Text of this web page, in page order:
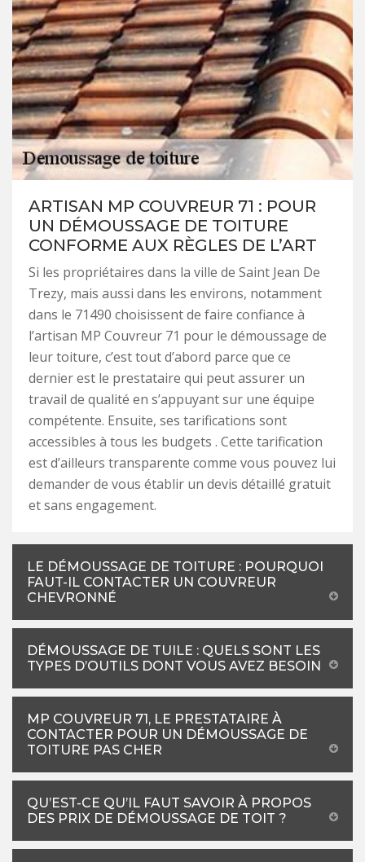
ARTISAN MP COUVREUR 71 : POUR
UN DÉMOUSSAGE DE TOITURE
CONFORME AUX RÈGLES DE L’ART
Si les propriétaires dans la ville de Saint Jean De
Trezy, mais aussi dans les environs, notamment
dans le 71490 choisissent de faire confiance à
l’artisan MP Couvreur 71 pour le démoussage de
leur toiture, c’est tout d’abord parce que ce
dernier est le prestataire qui peut assurer un
travail de qualité en s’appuyant sur une équipe
compétente. Ensuite, ses tarifications sont
accessibles à tous les budgets . Cette tarification
est d’ailleurs transparente comme vous pouvez lui
demander de vous établir un devis détaillé gratuit
et sans engagement.
LE DÉMOUSSAGE DE TOITURE : POURQUOI
FAUT-IL CONTACTER UN COUVREUR
CHEVRONNÉ
DÉMOUSSAGE DE TUILE : QUELS SONT LES
TYPES D’OUTILS DONT VOUS AVEZ BESOIN
MP COUVREUR 71, LE PRESTATAIRE À
CONTACTER POUR UN DÉMOUSSAGE DE
TOITURE PAS CHER
QU’EST-CE QU’IL FAUT SAVOIR À PROPOS
DES PRIX DE DÉMOUSSAGE DE TOIT ?